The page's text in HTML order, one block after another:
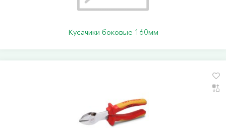
Кусачики боковые 160мм